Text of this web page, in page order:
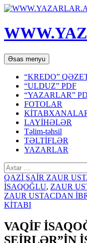
Axtar
Əsas menyu
keç
“KREDO”
“ULDUZ” PDF
“YAZARLAR”
FOTOLAR
LAYİHƏLƏR
Təlim-təhsil
TƏLTİFLƏR
YAZARLAR
Axtarış:
QAZİ ŞAİR ZAUR
İSAQOĞLU, ZAUR
ZAUR USTACDAN
KİTABI
VAQİF
ŞEİRLƏR”İN